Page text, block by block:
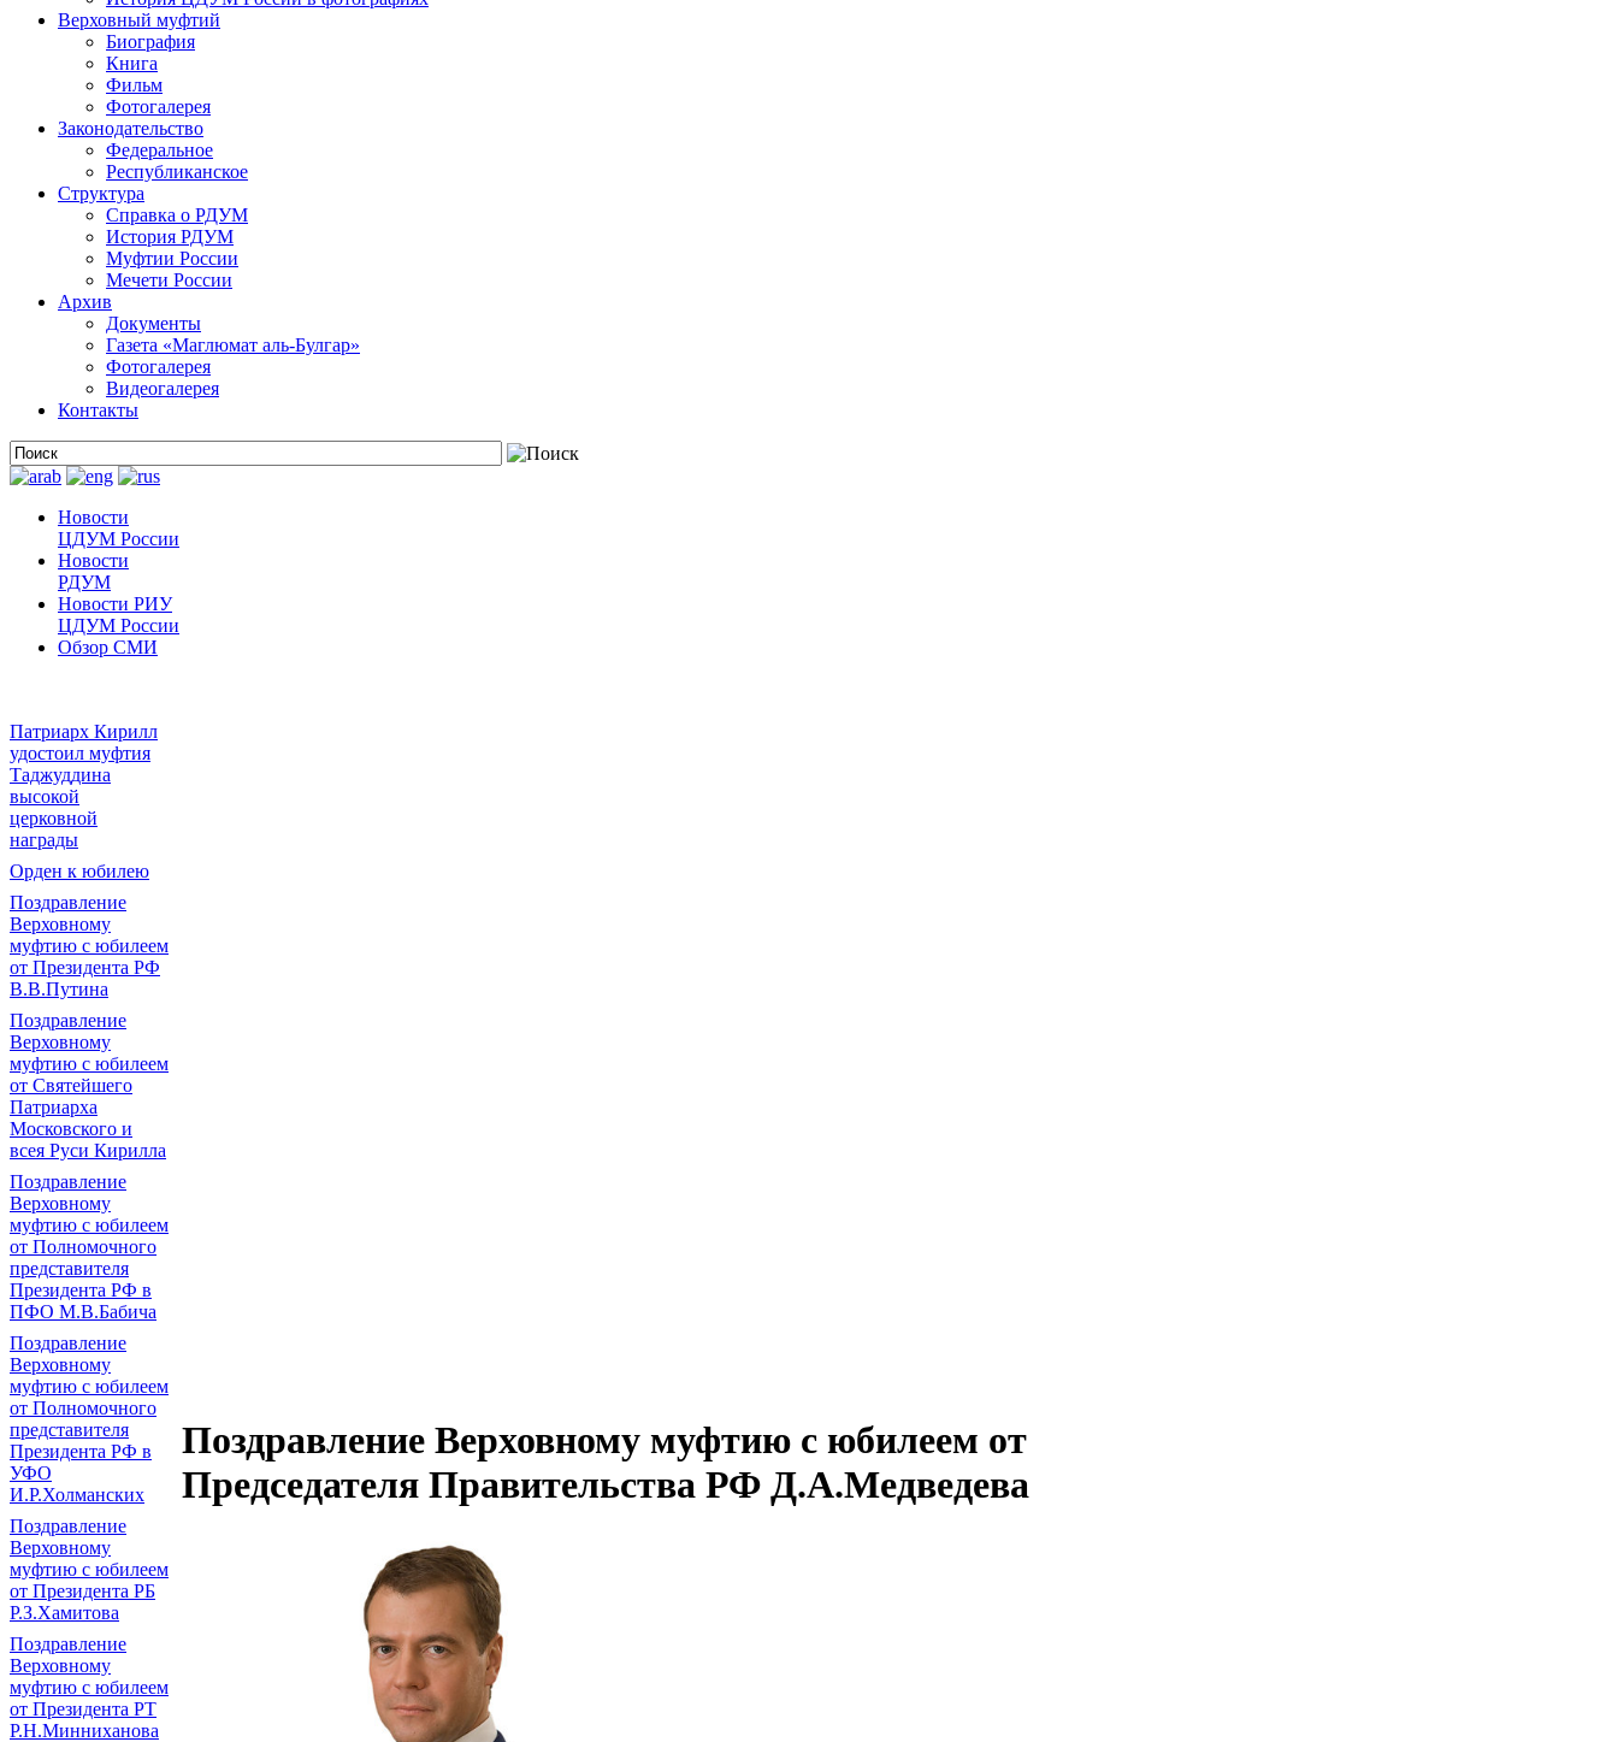
Верховный муфтий
Биография
Книга
Фильм
Фотогалерея
Законодательство
Федеральное
Республиканское
Структура
Справка о РДУМ
История РДУМ
Муфтии России
Мечети России
Архив
Документы
Газета «Маглюмат аль-Булгар»
Фотогалерея
Видеогалерея
Контакты
Новости
ЦДУМ России
Новости
РДУМ
Новости РИУ
ЦДУМ России
Обзор СМИ
Патриарх Кирилл
удостоил муфтия
Таджуддина
высокой
церковной
награды
Орден к юбилею
Поздравление
Верховному
муфтию с юбилеем
от Президента РФ
В.В.Путина
Поздравление
Верховному
муфтию с юбилеем
от Святейшего
Патриарха
Московского и
всея Руси Кирилла
Поздравление
Верховному
муфтию с юбилеем
от Полномочного
представителя
Президента РФ в
ПФО М.В.Бабича
Поздравление
Верховному
муфтию с юбилеем
от Полномочного
представителя
Президента РФ в
УФО
И.Р.Холманских
Поздравление
Верховному
муфтию с юбилеем
от Президента РБ
Р.З.Хамитова
Поздравление
Верховному
муфтию с юбилеем
от Президента РТ
Р.Н.Минниханова
Поздравление Верховному муфтию с юбилеем от
Председателя Правительства РФ Д.А.Медведева